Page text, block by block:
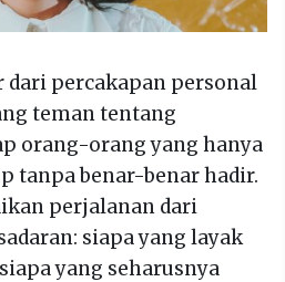
percakapan personal
teman tentang
orang-orang yang hanya
tanpa benar-benar hadir.
perjalanan dari
siapa yang layak
yang seharusnya